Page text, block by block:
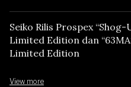
Seiko Rilis Prospex “Shog-
Limited Edition dan
Limited Edition
View more